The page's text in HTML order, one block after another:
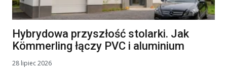
Hybrydowa przyszłość stolarki. Jak
Kömmerling łączy PVC i aluminium
28 lipiec 2026